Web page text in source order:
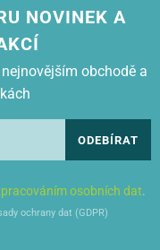
NOVINEK A
obchodě a
ODEBÍRAT
osobních dat.
ochrany dat (GDPR)